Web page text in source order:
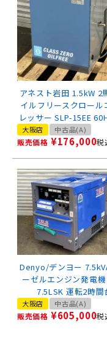
アネスト岩田 1.5kW 2
イルフリースクロール
レッサー SLP-15EE
大阪店 中古品(A)
販売価格 ¥176,000税
Denyo/デンヨー
ーゼルエンジン発電
7.5LSK 運転2時間
大阪店 中古品(A)
販売価格 ¥605,000税